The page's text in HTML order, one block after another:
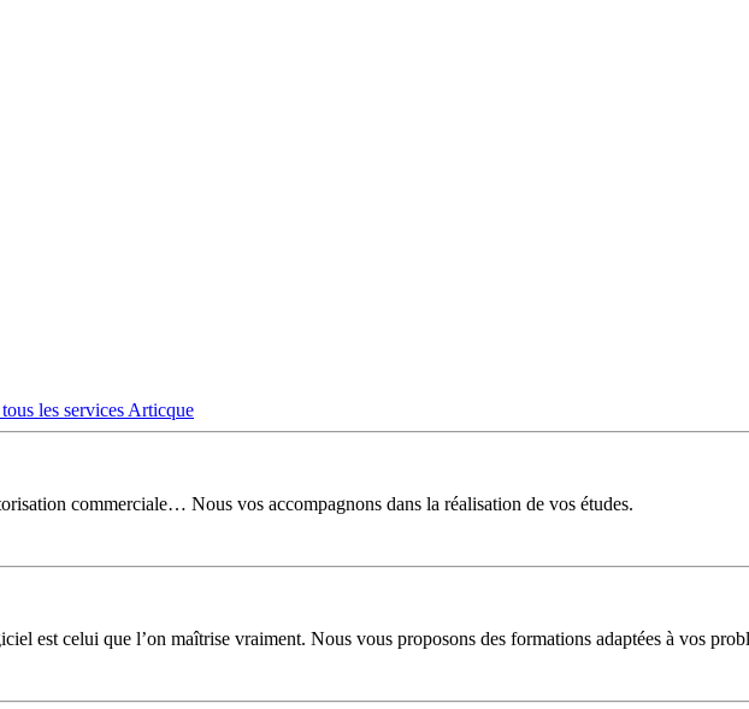
les services Articque
commerciale… Nous vos accompagnons dans la réalisation de vos études.
est celui que l’on maîtrise vraiment. Nous vous proposons des formations adaptées à vos